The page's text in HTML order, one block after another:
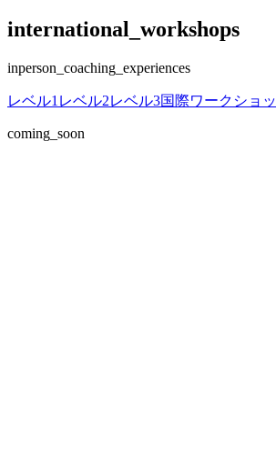
international_workshops
inperson_coaching_experiences
レベル1 レベル2レベル3国際ワークショ
coming_soon